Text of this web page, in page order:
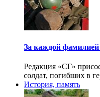
За каждой фамилией
Редакция «СГ»
солдат, погибших в
История, память